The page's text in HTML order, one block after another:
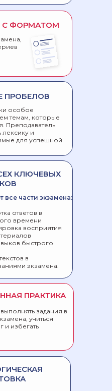
С ФОРМАТОМ
ПРОБЕЛОВ
особое
темам, которые
Преподаватель
и
для успешной
ПРАКТИКА
задания в
учиться
и избегать
все части экзамена:
КЛЮЧЕВЫХ
ответов в
времени
восприятия
быстрого
в
экзамена.